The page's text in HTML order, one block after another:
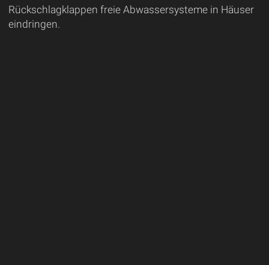
Rückschlagklappen freie Abwassersysteme in Häuser
eindringen.